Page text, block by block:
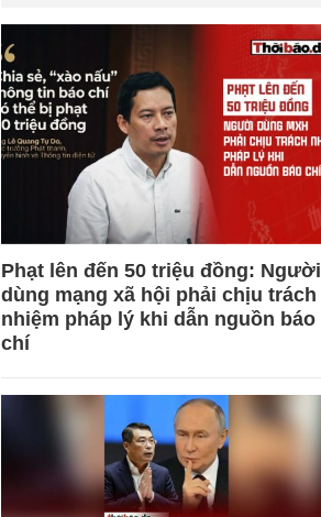
Phạt lên đến 50 triệu đồng: Người
dùng mạng xã hội phải chịu trách
nhiệm pháp lý khi dẫn nguồn báo
chí